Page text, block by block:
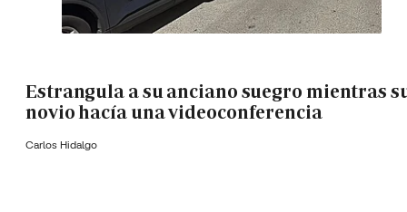
Estrangula a su anciano suegro mientras
novio hacía una videoconferencia
Carlos Hidalgo